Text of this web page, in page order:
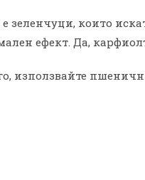
зеленчуци, които
ефект. Да,
използвайте